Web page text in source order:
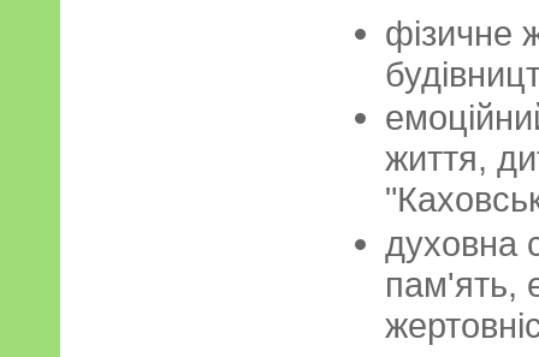
фізичне
життя,
духовна
пам'ять,